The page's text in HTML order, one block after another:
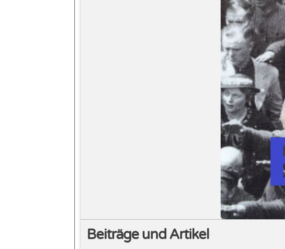
Beiträge und Artikel